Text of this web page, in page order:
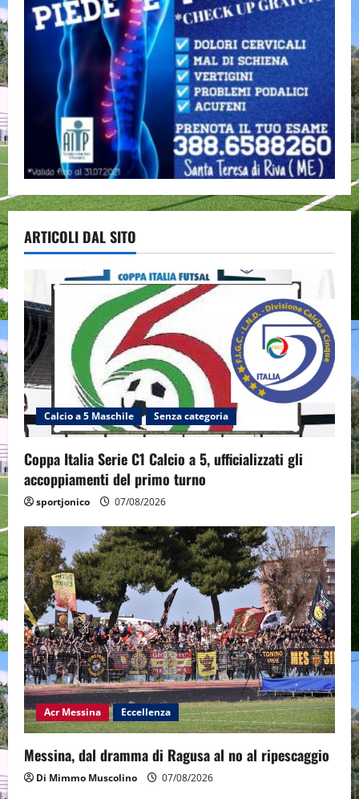
ARTICOLI DAL SITO
Calcio a 5 Maschile Senza categoria
Coppa Italia Serie C1 Calcio a 5, ufficializzati gli
accoppiamenti del primo turno
sportjonico 07/08/2026
Acr Messina Eccellenza
Messina, dal dramma di Ragusa al no al ripescaggio
Di Mimmo Muscolino 07/08/2026